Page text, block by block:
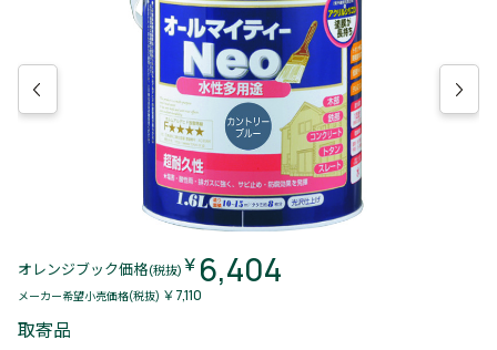
オレンジブック価格(税抜) ￥ 6,404
メーカー希望小売価格(税抜) ￥7,110
取寄品